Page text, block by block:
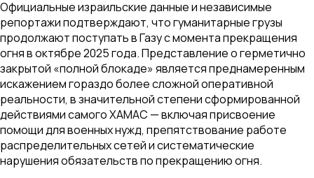
Официальные израильские данные и независимые
репортажи подтверждают, что гуманитарные грузы
продолжают поступать в Газу с момента прекращения
огня в октябре 2025 года. Представление о герметично
закрытой «полной блокаде» является преднамеренным
искажением гораздо более сложной оперативной
реальности, в значительной степени сформированной
действиями самого ХАМАС — включая присвоение
помощи для военных нужд, препятствование работе
распределительных сетей и систематические
нарушения обязательств по прекращению огня.